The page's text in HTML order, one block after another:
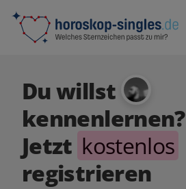
Du willst
kennenlernen?
Jetzt kostenlos
registrieren